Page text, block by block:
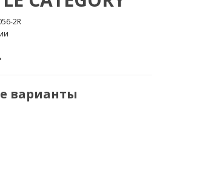
2R
варианты